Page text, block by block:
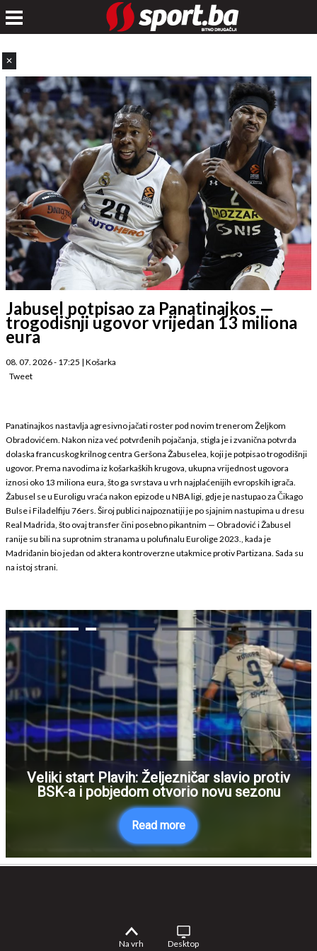
✕
Jabusel potpisao za Panatinajkos —
trogodišnji ugovor vrijedan 13 miliona
eura
08. 07. 2026 - 17:25 | Košarka
Tweet
Panatinajkos nastavlja agresivno jačati roster pod novim trenerom Željkom
Obradovićem. Nakon niza već potvrđenih pojačanja, stigla je i zvanična potvrda
dolaska francuskog krilnog centra Geršona Žabuselea, koji je potpisao trogodišnji
ugovor. Prema navodima iz košarkaških krugova, ukupna vrijednost ugovora
iznosi oko 13 miliona eura, što ga svrstava u vrh najplaćenijih evropskih igrača.
Žabusel se u Euroligu vraća nakon epizode u NBA ligi, gdje je nastupao za Čikago
Bulse i Filadelfiju 76ers. Široj publici najpoznatiji je po sjajnim nastupima u dresu
Real Madrida, što ovaj transfer čini posebno pikantnim — Obradović i Žabusel
ranije su bili na suprotnim stranama u polufinalu Eurolige 2023., kada je
Madriđanin bio jedan od aktera kontroverzne utakmice protiv Partizana. Sada su
na istoj strani.
Veliki start Plavih: Željezničar slavio protiv
BSK-a i pobjedom otvorio novu sezonu
Read more
Na vrh Desktop